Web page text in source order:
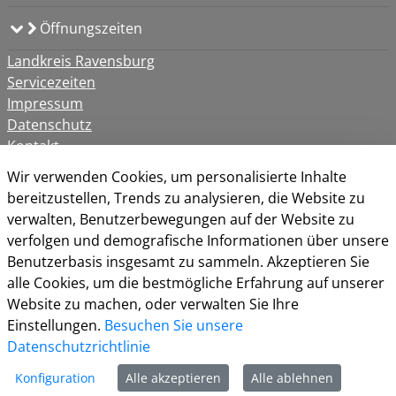
Öffnungszeiten
Landkreis Ravensburg
Servicezeiten
Impressum
Datenschutz
Kontakt
Cookie-Richtlinie
Wir verwenden Cookies, um personalisierte Inhalte
bereitzustellen, Trends zu analysieren, die Website zu
verwalten, Benutzerbewegungen auf der Website zu
verfolgen und demografische Informationen über unsere
Benutzerbasis insgesamt zu sammeln. Akzeptieren Sie
alle Cookies, um die bestmögliche Erfahrung auf unserer
Website zu machen, oder verwalten Sie Ihre
Einstellungen. Besuchen Sie unsere
Datenschutzrichtlinie
Konfiguration Alle akzeptieren Alle ablehnen